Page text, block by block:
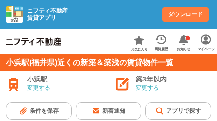
ニフティ不動産
賃貸アプリ
ダウンロード
お気に入り 閲覧履歴 お知らせ マイページ
小浜駅(福井県)近くの新築＆築浅の賃貸物件一覧
小浜駅
変更する
築3年以内
変更する
条件を保存 新着通知 アプリで探す